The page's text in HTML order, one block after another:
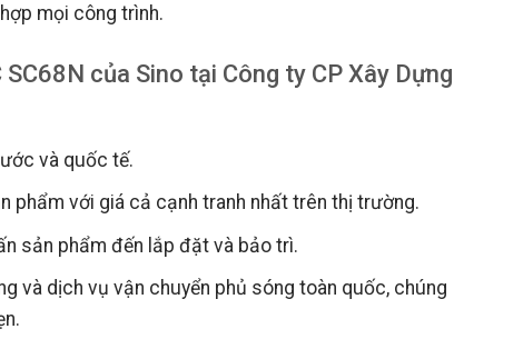
mọi công trình.
của Sino tại Công ty CP Xây Dựng
và quốc tế.
phẩm với giá cả cạnh tranh nhất trên thị trường.
sản phẩm đến lắp đặt và bảo trì.
và dịch vụ vận chuyển phủ sóng toàn quốc, chúng